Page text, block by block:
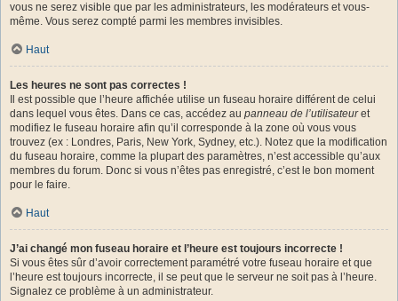
vous ne serez visible que par les administrateurs, les modérateurs et vous-
même. Vous serez compté parmi les membres invisibles.
Haut
Les heures ne sont pas correctes !
Il est possible que l’heure affichée utilise un fuseau horaire différent de celui
dans lequel vous êtes. Dans ce cas, accédez au panneau de l’utilisateuret
modifiez le fuseau horaire afin qu’il corresponde à la zone où vous vous
trouvez (ex : Londres, Paris, New York, Sydney, etc.). Notez que la modification
du fuseau horaire, comme la plupart des paramètres, n’est accessible qu’aux
membres du forum. Donc si vous n’êtes pas enregistré, c’est le bon moment
pour le faire.
Haut
J’ai changé mon fuseau horaire et l’heure est toujours incorrecte !
Si vous êtes sûr d’avoir correctement paramétré votre fuseau horaire et que
l’heure est toujours incorrecte, il se peut que le serveur ne soit pas à l’heure.
Signalez ce problème à un administrateur.